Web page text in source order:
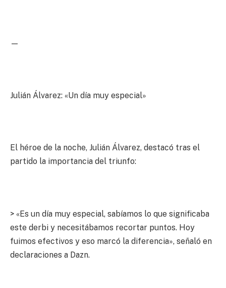
—
Julián Álvarez: «Un día muy especial»
El héroe de la noche, Julián Álvarez, destacó tras el
partido la importancia del triunfo:
> «Es un día muy especial, sabíamos lo que significaba
este derbi y necesitábamos recortar puntos. Hoy
fuimos efectivos y eso marcó la diferencia», señaló en
declaraciones a Dazn.